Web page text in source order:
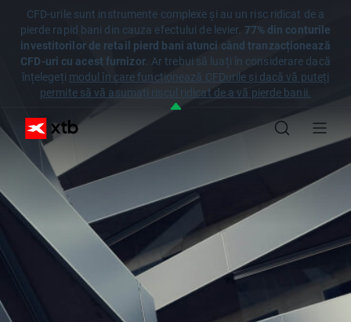
CFD-urile sunt instrumente complexe și au un risc ridicat de a
pierde rapid bani din cauza efectului de levier. 77% din conturile
investitorilor de retail pierd bani atunci când tranzacționează
CFD-uri cu acest furnizor. Ar trebui să luați în considerare dacă
înțelegeți modul în care funcționează CFDurile și dacă vă puteți
permite să vă asumați riscul ridicat de a vă pierde banii.